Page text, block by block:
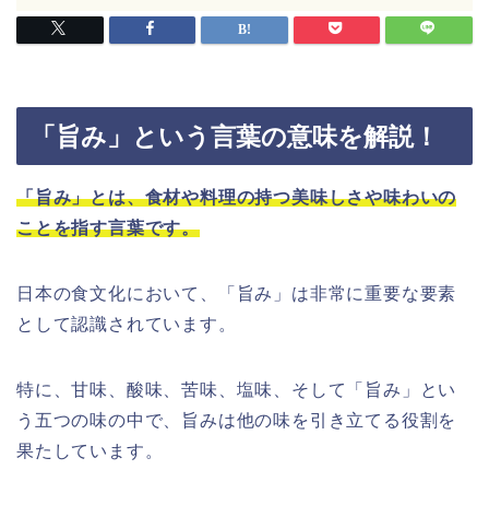
「旨み」という言葉の意味を解説！
「旨み」とは、食材や料理の持つ美味しさや味わいの
ことを指す言葉です。
日本の食文化において、「旨み」は非常に重要な要素
として認識されています。
特に、甘味、酸味、苦味、塩味、そして「旨み」とい
う五つの味の中で、旨みは他の味を引き立てる役割を
果たしています。